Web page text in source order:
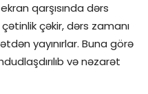
qarşısında dərs
çəkir, dərs zamanı
yayınırlar. Buna görə
və nəzarət